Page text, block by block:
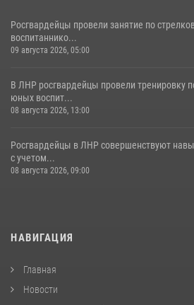
Росгвардейцы провели занятие по
воспитаннико...
09 августа 2026, 05:00
В ЛНР росгвардейцы провели тренировку
юных воспит...
08 августа 2026, 13:00
Росгвардейцы в ЛНР совершенствуют
с учетом...
08 августа 2026, 09:00
НАВИГАЦИЯ
Главная
Новости